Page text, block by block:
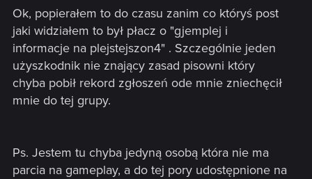
Ok, popierałem to do czasu zanim co któryś post
jaki widziałem to był płacz o "gjemplej i
informacje na plejstejszon4" . Szczególnie jeden
użyszkodnik nie znający zasad pisowni który
chyba pobił rekord zgłoszeń ode mnie zniechęcił
mnie do tej grupy.
Ps. Jestem tu chyba jedyną osobą która nie ma
parcia na gameplay, a do tej pory udostępnione na